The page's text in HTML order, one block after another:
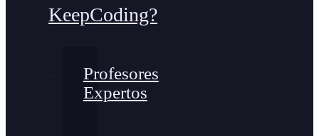
KeepCoding?
Profesores
Expertos